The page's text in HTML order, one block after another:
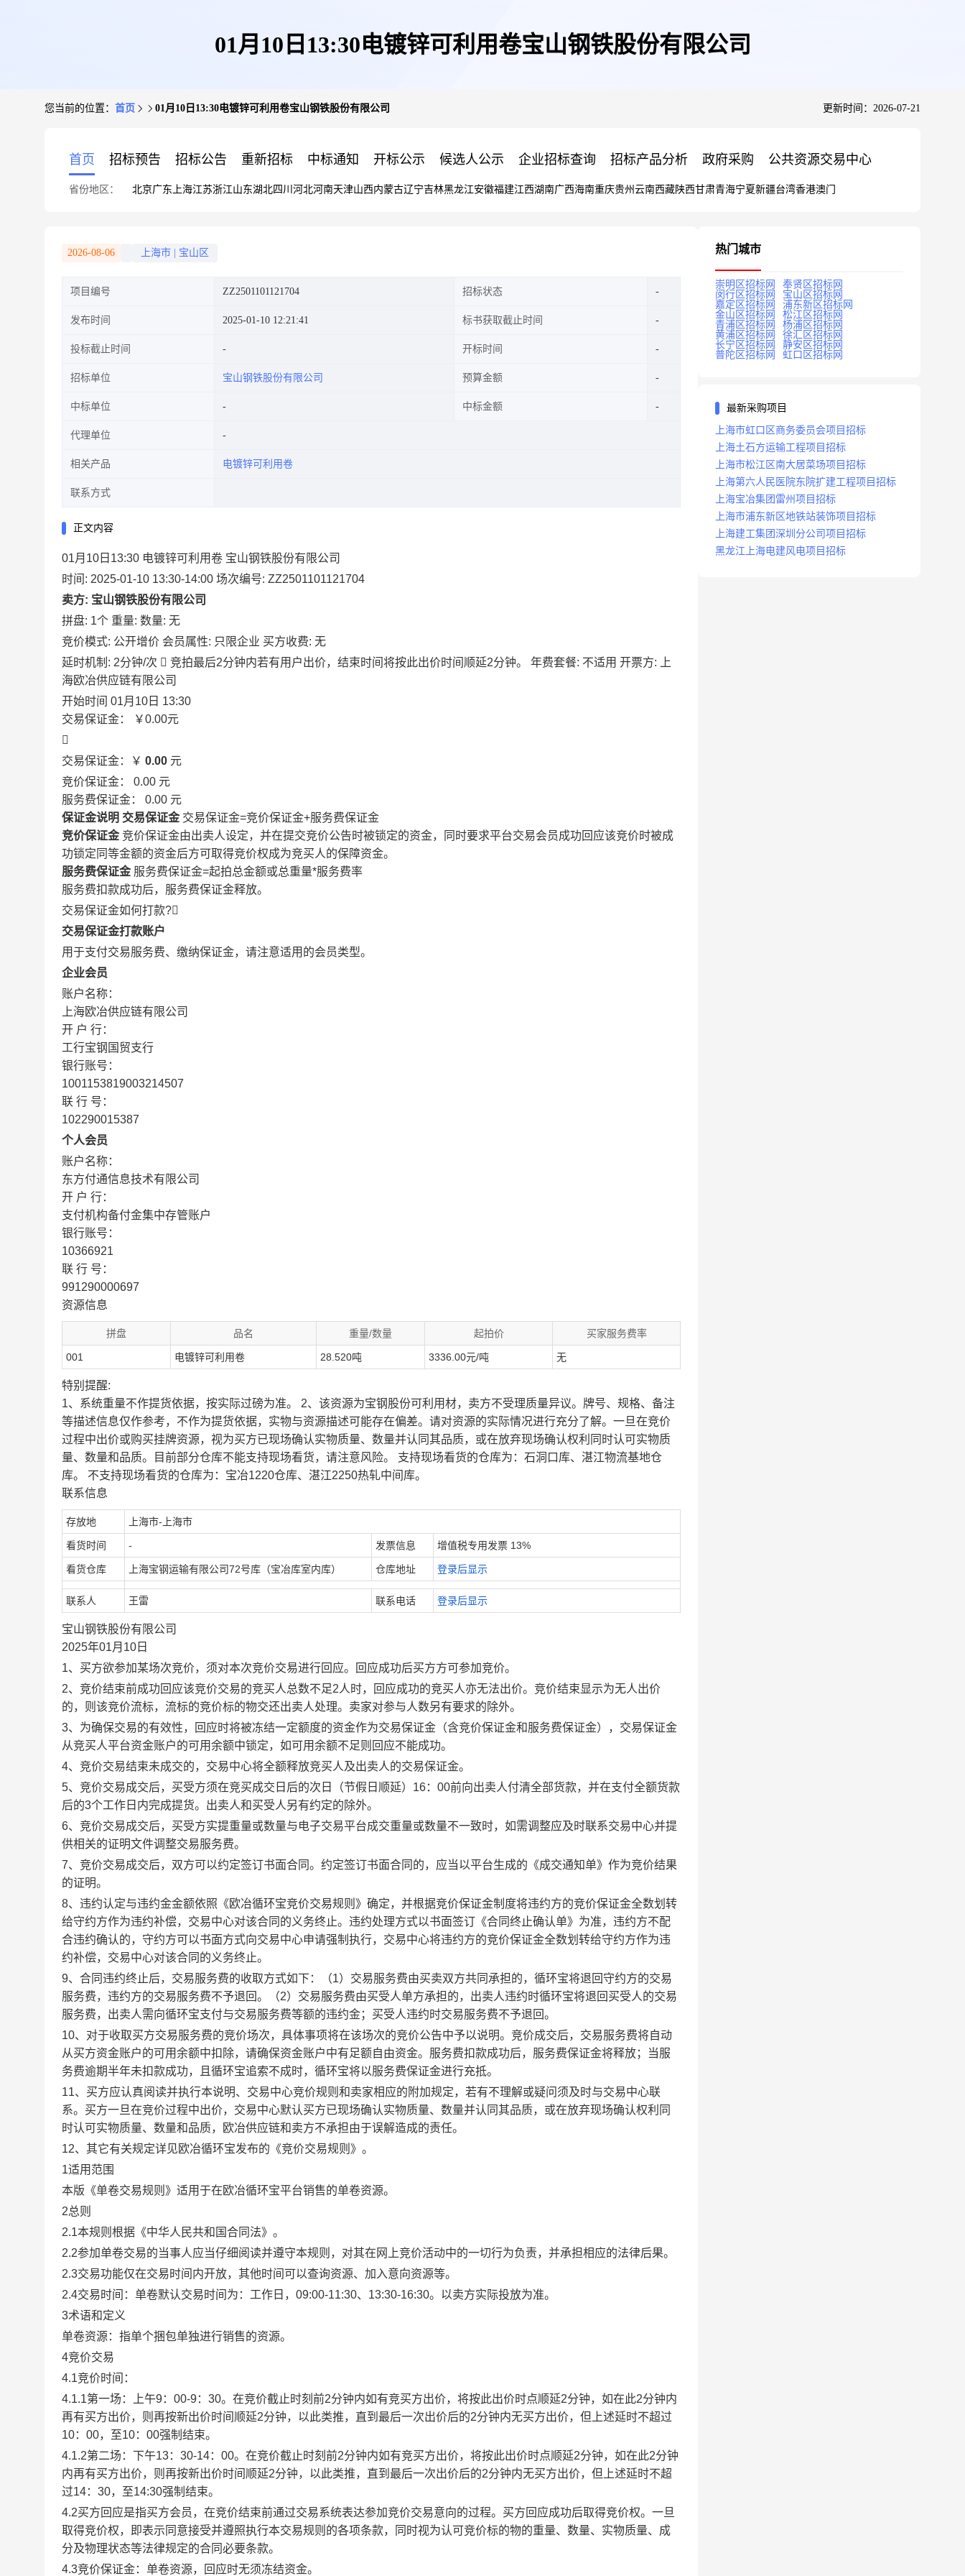
01月10日13:30电镀锌可利用卷宝山钢铁股份有限公司
您当前的位置： 首页 01月10日13:30电镀锌可利用卷宝山钢铁股份有限公司 更新时间：2026-07-21
首页 招标预告 招标公告 重新招标 中标通知 开标公示 候选人公示 企业招标查询 招标产品分析 政府采购 公共资源交易中心
省份地区： 北京广东 上海江苏浙江山东湖北四川 河北河南天津山西内蒙古辽宁吉林黑龙江安徽福建江西湖南广西海南重庆贵州 云南西藏陕西甘肃青海宁夏新疆台湾香港澳门
2026-08-06 上海市 宝山区
项目编号 ZZ2501101121704 招标状态
发布时间 2025-01-10 12:21:41 标书获取截止时间
投标截止时间 开标时间
招标单位 宝山钢铁股份有限公司 预算金额
中标单位 中标金额
代理单位
相关产品 电镀锌可利用卷
联系方式
正文内容
01月10日13:30 电镀锌可利用卷 宝山钢铁股份有限公司
时间: 2025-01-10 13:30-14:00 场次编号: ZZ2501101121704
卖方: 宝山钢铁股份有限公司
拼盘: 1个 重量: 数量: 无
竞价模式: 公开增价 会员属性: 只限企业 买方收费: 无
延时机制: 2分钟/次  竞拍最后2分钟内若有用户出价，结束时间将按此出价时间顺延2分钟。 年费套餐: 不适用 开票方: 上
海欧冶供应链有限公司
开始时间 01月10日 13:30
交易保证金：
￥0.00元

交易保证金：￥ 0.00 元
竞价保证金： 0.00 元
服务费保证金： 0.00 元
保证金说明 交易保证金 交易保证金=竞价保证金+服务费保证金
竞价保证金 竞价保证金由出卖人设定，并在提交竞价公告时被锁定的资金，同时要求平台交易会员成功回应该竞价时被成
功锁定同等金额的资金后方可取得竞价权成为竞买人的保障资金。
服务费保证金 服务费保证金=起拍总金额或总重量*服务费率
服务费扣款成功后，服务费保证金释放。
交易保证金如何打款?
交易保证金打款账户
用于支付交易服务费、缴纳保证金，请注意适用的会员类型。
企业会员
账户名称：
上海欧冶供应链有限公司
开 户 行：
工行宝钢国贸支行
银行账号：
1001153819003214507
联 行 号：
102290015387
个人会员
账户名称：
东方付通信息技术有限公司
开 户 行：
支付机构备付金集中存管账户
银行账号：
10366921
联 行 号：
991290000697
资源信息
拼盘 品名 重量/数量 起拍价 买家服务费率
001 电镀锌可利用卷 28.520吨 3336.00元/吨 无
特别提醒:
1、系统重量不作提货依据，按实际过磅为准。 2、该资源为宝钢股份可利用材，卖方不受理质量异议。牌号、规格、备注
等描述信息仅作参考，不作为提货依据，实物与资源描述可能存在偏差。请对资源的实际情况进行充分了解。一旦在竞价
过程中出价或购买挂牌资源，视为买方已现场确认实物质量、数量并认同其品质，或在放弃现场确认权利同时认可实物质
量、数量和品质。目前部分仓库不能支持现场看货，请注意风险。 支持现场看货的仓库为：石洞口库、湛江物流基地仓
库。 不支持现场看货的仓库为：宝冶1220仓库、湛江2250热轧中间库。
联系信息
存放地 上海市-上海市
看货时间 - 发票信息 增值税专用发票 13%
看货仓库 上海宝钢运输有限公司72号库（宝冶库室内库） 仓库地址 登录后显示
联系人 王雷 联系电话 登录后显示
宝山钢铁股份有限公司
2025年01月10日
1、买方欲参加某场次竞价，须对本次竞价交易进行回应。回应成功后买方方可参加竞价。
2、竞价结束前成功回应该竞价交易的竞买人总数不足2人时，回应成功的竞买人亦无法出价。竞价结束显示为无人出价
的，则该竞价流标，流标的竞价标的物交还出卖人处理。卖家对参与人数另有要求的除外。
3、为确保交易的有效性，回应时将被冻结一定额度的资金作为交易保证金（含竞价保证金和服务费保证金），交易保证金
从竞买人平台资金账户的可用余额中锁定，如可用余额不足则回应不能成功。
4、竞价交易结束未成交的，交易中心将全额释放竞买人及出卖人的交易保证金。
5、竞价交易成交后，买受方须在竞买成交日后的次日（节假日顺延）16：00前向出卖人付清全部货款，并在支付全额货款
后的3个工作日内完成提货。出卖人和买受人另有约定的除外。
6、竞价交易成交后，买受方实提重量或数量与电子交易平台成交重量或数量不一致时，如需调整应及时联系交易中心并提
供相关的证明文件调整交易服务费。
7、竞价交易成交后，双方可以约定签订书面合同。约定签订书面合同的，应当以平台生成的《成交通知单》作为竞价结果
的证明。
8、违约认定与违约金金额依照《欧冶循环宝竞价交易规则》确定，并根据竞价保证金制度将违约方的竞价保证金全数划转
给守约方作为违约补偿，交易中心对该合同的义务终止。违约处理方式以书面签订《合同终止确认单》为准，违约方不配
合违约确认的，守约方可以书面方式向交易中心申请强制执行，交易中心将违约方的竞价保证金全数划转给守约方作为违
约补偿，交易中心对该合同的义务终止。
9、合同违约终止后，交易服务费的收取方式如下：（1）交易服务费由买卖双方共同承担的，循环宝将退回守约方的交易
服务费，违约方的交易服务费不予退回。（2）交易服务费由买受人单方承担的，出卖人违约时循环宝将退回买受人的交易
服务费，出卖人需向循环宝支付与交易服务费等额的违约金；买受人违约时交易服务费不予退回。
10、对于收取买方交易服务费的竞价场次，具体事项将在该场次的竞价公告中予以说明。竞价成交后，交易服务费将自动
从买方资金账户的可用余额中扣除，请确保资金账户中有足额自由资金。服务费扣款成功后，服务费保证金将释放；当服
务费逾期半年未扣款成功，且循环宝追索不成时，循环宝将以服务费保证金进行充抵。
11、买方应认真阅读并执行本说明、交易中心竞价规则和卖家相应的附加规定，若有不理解或疑问须及时与交易中心联
系。买方一旦在竞价过程中出价，交易中心默认买方已现场确认实物质量、数量并认同其品质，或在放弃现场确认权利同
时认可实物质量、数量和品质，欧冶供应链和卖方不承担由于误解造成的责任。
12、其它有关规定详见欧冶循环宝发布的《竞价交易规则》。
1适用范围
本版《单卷交易规则》适用于在欧冶循环宝平台销售的单卷资源。
2总则
2.1本规则根据《中华人民共和国合同法》。
2.2参加单卷交易的当事人应当仔细阅读并遵守本规则，对其在网上竞价活动中的一切行为负责，并承担相应的法律后果。
2.3交易功能仅在交易时间内开放，其他时间可以查询资源、加入意向资源等。
2.4交易时间：单卷默认交易时间为：工作日，09:00-11:30、13:30-16:30。以卖方实际投放为准。
3术语和定义
单卷资源：指单个捆包单独进行销售的资源。
4竞价交易
4.1竞价时间：
4.1.1第一场：上午9：00-9：30。在竞价截止时刻前2分钟内如有竞买方出价，将按此出价时点顺延2分钟，如在此2分钟内
再有买方出价，则再按新出价时间顺延2分钟，以此类推，直到最后一次出价后的2分钟内无买方出价，但上述延时不超过
10：00，至10：00强制结束。
4.1.2第二场：下午13：30-14：00。在竞价截止时刻前2分钟内如有竞买方出价，将按此出价时点顺延2分钟，如在此2分钟
内再有买方出价，则再按新出价时间顺延2分钟，以此类推，直到最后一次出价后的2分钟内无买方出价，但上述延时不超
过14：30，至14:30强制结束。
4.2买方回应是指买方会员，在竞价结束前通过交易系统表达参加竞价交易意向的过程。买方回应成功后取得竞价权。一旦
取得竞价权，即表示同意接受并遵照执行本交易规则的各项条款，同时视为认可竞价标的物的重量、数量、实物质量、成
分及物理状态等法律规定的合同必要条款。
4.3竞价保证金：单卷资源，回应时无须冻结资金。
热门城市
崇明区招标网
奉贤区招标网
闵行区招标网
宝山区招标网
嘉定区招标网
浦东新区招标网
金山区招标网
松江区招标网
青浦区招标网
杨浦区招标网
黄浦区招标网
徐汇区招标网
长宁区招标网
静安区招标网
普陀区招标网
虹口区招标网
最新采购项目
上海市虹口区商务委员会项目招标
上海土石方运输工程项目招标
上海市松江区南大居菜场项目招标
上海第六人民医院东院扩建工程项目招标
上海宝冶集团雷州项目招标
上海市浦东新区地铁站装饰项目招标
上海建工集团深圳分公司项目招标
黑龙江上海电建风电项目招标